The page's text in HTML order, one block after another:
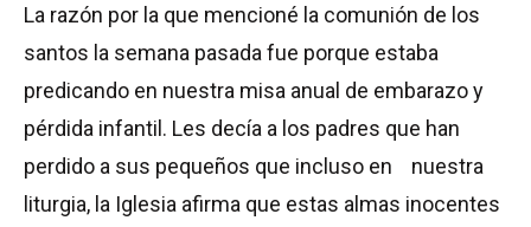
La razón por la que mencioné la comunión de los
santos la semana pasada fue porque estaba
predicando en nuestra misa anual de embarazo y
pérdida infantil. Les decía a los padres que han
perdido a sus pequeños que incluso en nuestra
liturgia, la Iglesia afirma que estas almas inocentes